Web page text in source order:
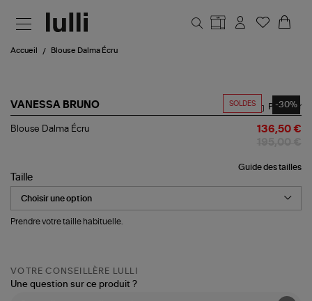
Accueil Blouse Dalma Écru
SOLDES -30%
VANESSA BRUNO
Blouse
Partager
Blouse Dalma Écru 136,50 €
Guide des tailles
Taille
Prendre votre taille habituelle.
VOTRE CONSEILLÈRE LULLI
Une question sur ce produit ?